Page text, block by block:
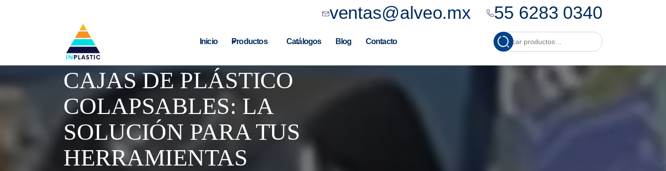
ventas@alveo.mx 55 6283 0340
Inicio Productos Catálogos Blog Contacto
Buscar
por:
Cuando hay
CAJAS DE PLÁSTICO
COLAPSABLES: LA
SOLUCIÓN PARA TUS
HERRAMIENTAS